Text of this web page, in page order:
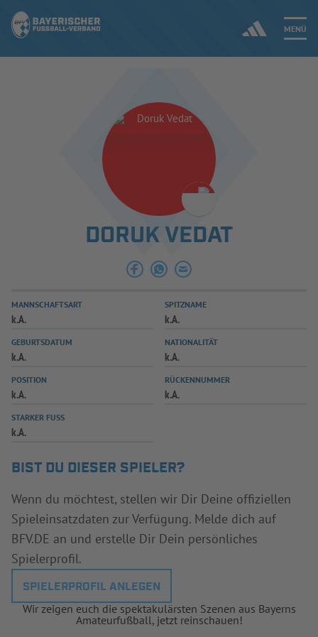
MENÜ
ERGEBNISSE & WETTBEWERBE
SPIELBETRIEB & VERBANDSLEBEN
AUSBILDUNG & FÖRDERUNG
SPIELPLUS
DORUK VEDAT
MANNSCHAFTSART
k.A.
SPITZNAME
k.A.
GEBURTSDATUM
k.A.
NATIONALITÄT
k.A.
POSITION
k.A.
RÜCKENNUMMER
k.A.
STARKER FUSS
k.A.
BIST DU DIESER SPIELER?
Wenn du möchtest, stellen wir Dir Deine offiziellen
Spieleinsatzdaten zur Verfügung. Melde dich auf
BFV.DE an und erstelle Dir Dein persönliches
Spielerprofil.
SPIELERPROFIL ANLEGEN
Wir zeigen euch die spektakulärsten Szenen aus Bayerns
Amateurfußball, jetzt reinschauen!